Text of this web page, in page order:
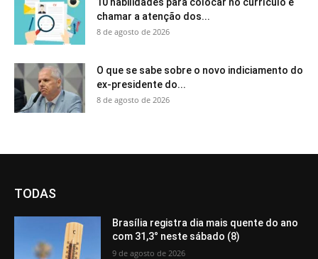
chamar a atenção dos...
8 de agosto de 2026
O que se sabe sobre o novo indiciamento do
ex-presidente do...
8 de agosto de 2026
TODAS
Brasília registra dia mais quente do ano
com 31,3° neste sábado (8)
9 de agosto de 2026